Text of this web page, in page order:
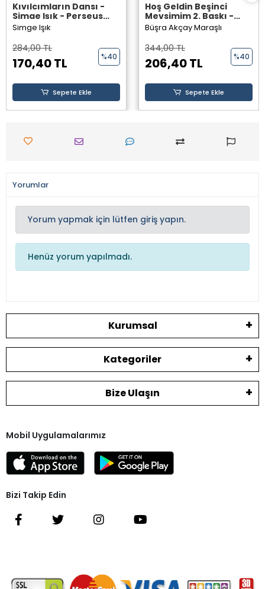
Kıvılcımların Dansı -
Simge Işık - Perseus
Yayınevi -
Simge Işık
284,00 TL
170,40 TL %40
Sepete Ekle
Hoş Geldin Beşinci
Mevsimim 2. Baskı -
Büşra Akçay Maraşlı -
Perseus Yayınevi -
Büşra Akçay Maraşlı
344,00 TL
206,40 TL %40
Sepete Ekle
Yorumlar
Yorum yapmak için lütfen giriş yapın.
Henüz yorum yapılmadı.
Kurumsal
Kategoriler
Bize Ulaşın
Mobil Uygulamalarımız
Bizi Takip Edin